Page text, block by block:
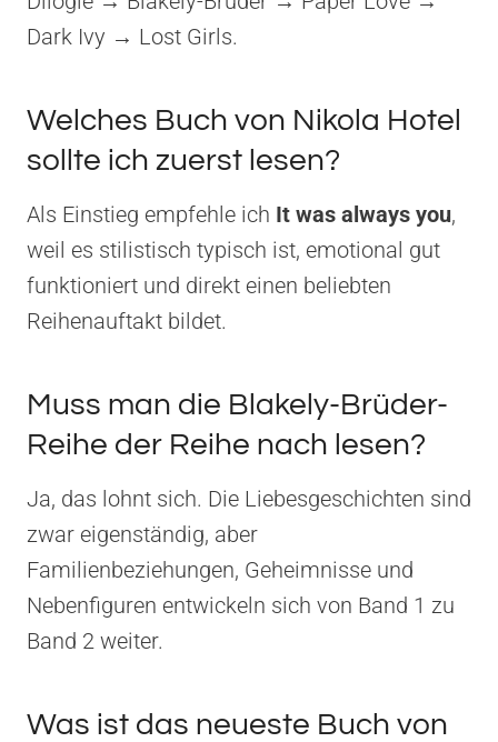
Dark Ivy → Lost Girls.
Welches Buch von Nikola Hotel
sollte ich zuerst lesen?
Als Einstieg empfehle ich It was always you,
weil es stilistisch typisch ist, emotional gut
funktioniert und direkt einen beliebten
Reihenauftakt bildet.
Muss man die Blakely-Brüder-
Reihe der Reihe nach lesen?
Ja, das lohnt sich. Die Liebesgeschichten sind
zwar eigenständig, aber
Familienbeziehungen, Geheimnisse und
Nebenfiguren entwickeln sich von Band 1 zu
Band 2 weiter.
Was ist das neueste Buch von